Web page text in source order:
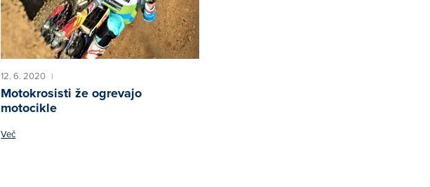
12. 6. 2020 |
Motokrosisti že ogrevajo
motocikle
Več